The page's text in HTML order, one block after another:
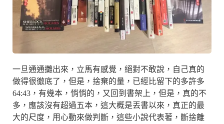
一旦通通攤出來，立馬有感覺，絕對不敢說，自己真的
做得很徹底了，但是，捨棄的量，已經比留下的多許多
64:43，有幾本，悄悄的，又回到書架上，但是，真的不
多，應該沒有超過五本，這大概是丟書以來，真正的最
大的尺度，用心動來做判斷，這些小說代表著，斷捨離